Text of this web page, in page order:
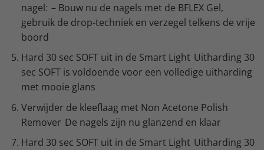
nagel: – Bouw nu de nagels met de BFLEX Gel,
gebruik de drop-techniek en verzegel telkens de vrije
boord
Hard 30 sec SOFT uit in de Smart Light Uitharding 30
sec SOFT is voldoende voor een volledige uitharding
met mooie glans
Verwijder de kleeflaag met Non Acetone Polish
Remover De nagels zijn nu glanzend en klaar
Hard 30 sec SOFT uit in de Smart Light Uitharding 30